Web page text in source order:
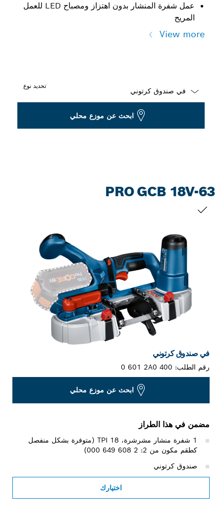
عمل شفرة المنشار بدون اهتزاز ومصباح LED للعمل
المريح
View more
تحديد نوع
ابحث عن موزع محلي
PRO GCB 18V-63
في صندوق كرتوني
رقم الطلب:0 601 2A0 400
ابحث عن موزع محلي
مضمن في هذا الطراز
1 شفرة منشار مشرشرة، 18 TPI (متوفرة بشكل منفصل
كطقم مكون من 2: 2 608 649 000)
صندوق كرتوني
اختيارك